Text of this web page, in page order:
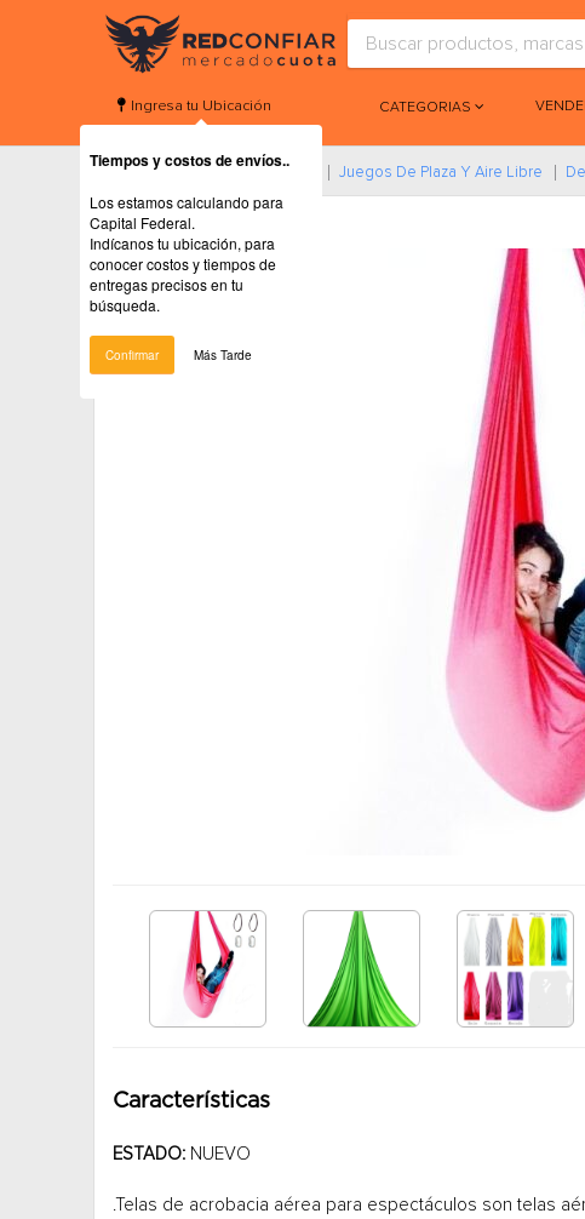
Ingresa tu Ubicación CATEGORIAS
Home Juegos Y Juguetes Juegos De Plaza Y Aire Libre
Características
ESTADO: NUEVO
.Telas de acrobacia aérea para espectáculos son telas
Tiempos y costos de envíos..
Los estamos calculando para
Capital Federal.
Indícanos tu ubicación, para
conocer costos y tiempos de
entregas precisos en tu
búsqueda.
Confirmar Más Tarde